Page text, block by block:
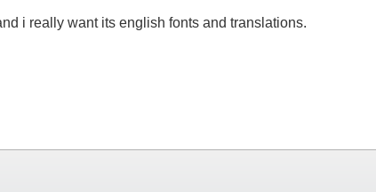
i really want its english fonts and translations.